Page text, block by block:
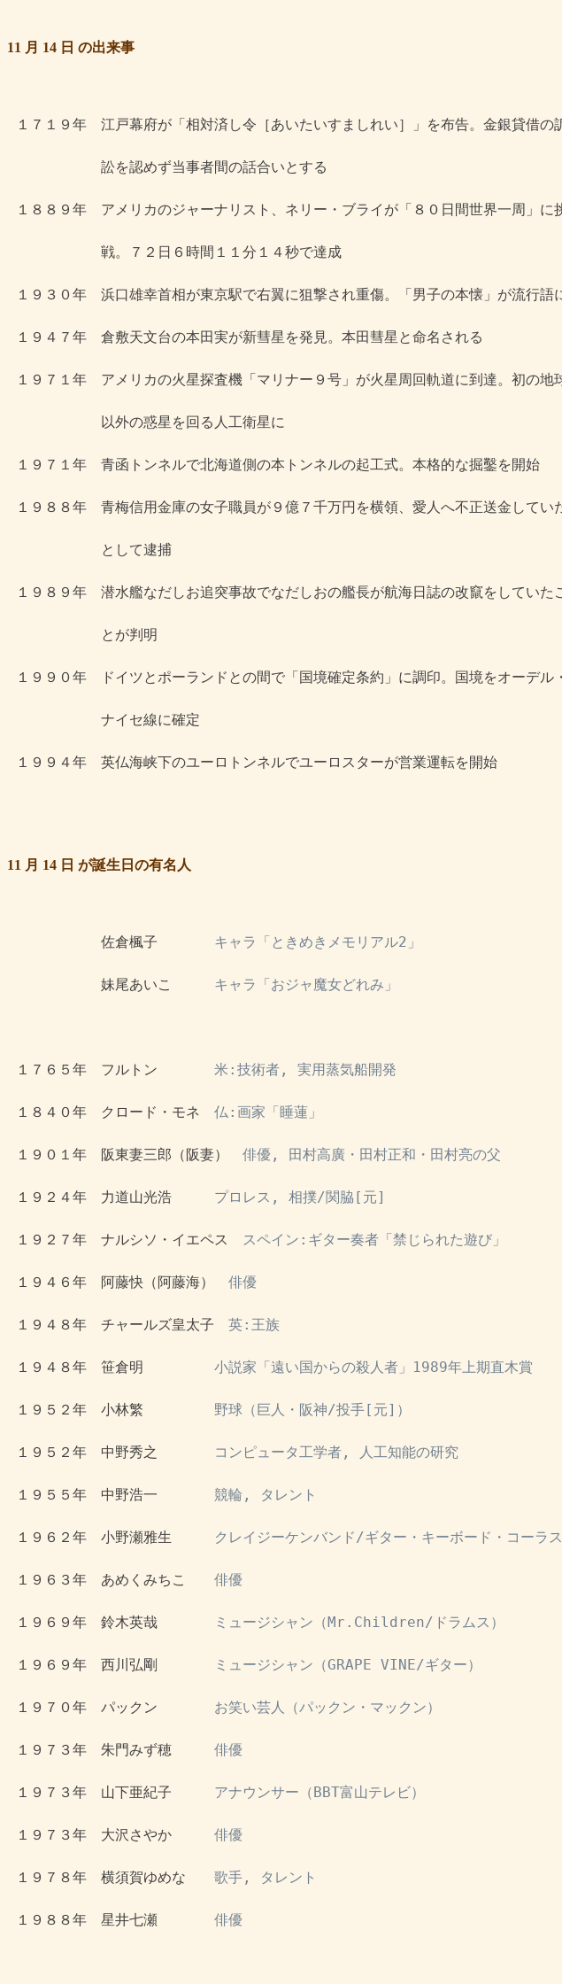
11 月 14 日 の出来事
11 月 14 日 が誕生日の有名人
佐倉楓子 キャラ「ときめきメモリアル2」
妹尾あいこ キャラ「おジャ魔女どれみ」
１７６５年　フルトン 米:技術者, 実用蒸気船開発
１８４０年　クロード・モネ 仏:画家「睡蓮」
１９０１年　阪東妻三郎（阪妻） 俳優, 田村高廣・田村正和・田村亮の父
１９２４年　力道山光浩 プロレス, 相撲/関脇[元]
１９２７年　ナルシソ・イエペス スペイン:ギター奏者「禁じられた遊び」
１９４６年　阿藤快（阿藤海） 俳優
１９４８年　チャールズ皇太子 英:王族
１９４８年　笹倉明 小説家「遠い国からの殺人者」1989年上期直木賞
１９５２年　小林繁 野球（巨人・阪神/投手[元]）
１９５２年　中野秀之 コンピュータ工学者, 人工知能の研究
１９５５年　中野浩一 競輪, タレント
１９６２年　小野瀬雅生 クレイジーケンバンド/ギター・キーボード・コーラス
１９６３年　あめくみちこ 俳優
１９６９年　鈴木英哉 ミュージシャン（Mr.Children/ドラムス）
１９６９年　西川弘剛 ミュージシャン（GRAPE VINE/ギター）
１９７０年　パックン お笑い芸人（パックン・マックン）
１９７３年　朱門みず穂 俳優
１９７３年　山下亜紀子 アナウンサー（BBT富山テレビ）
１９７３年　大沢さやか 俳優
１９７８年　横須賀ゆめな 歌手, タレント
１９８８年　星井七瀬 俳優